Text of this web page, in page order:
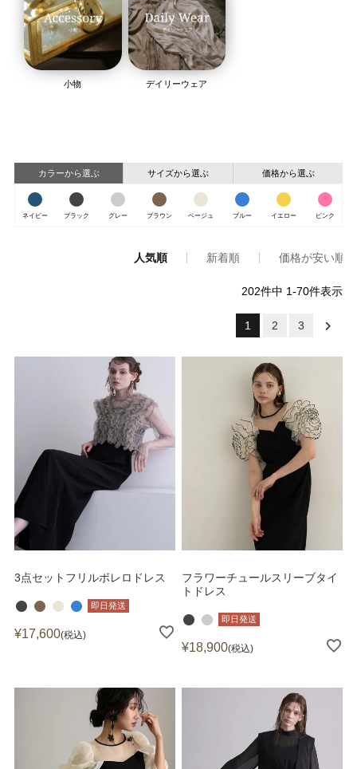
小物 デイリーウェア
カラーから選ぶ サイズから選ぶ 価格から選ぶ
ネイビー ブラック グレー ブラウン ベージュ ブルー イエロー ピンク
人気順 新着順 価格が安い順
202件中 1-70件表示
1 2 3
3点セットフリルボレロドレス
即日発送
¥17,600 税込
フラワーチュールスリーブタイ
トドレス
即日発送
¥18,900 税込